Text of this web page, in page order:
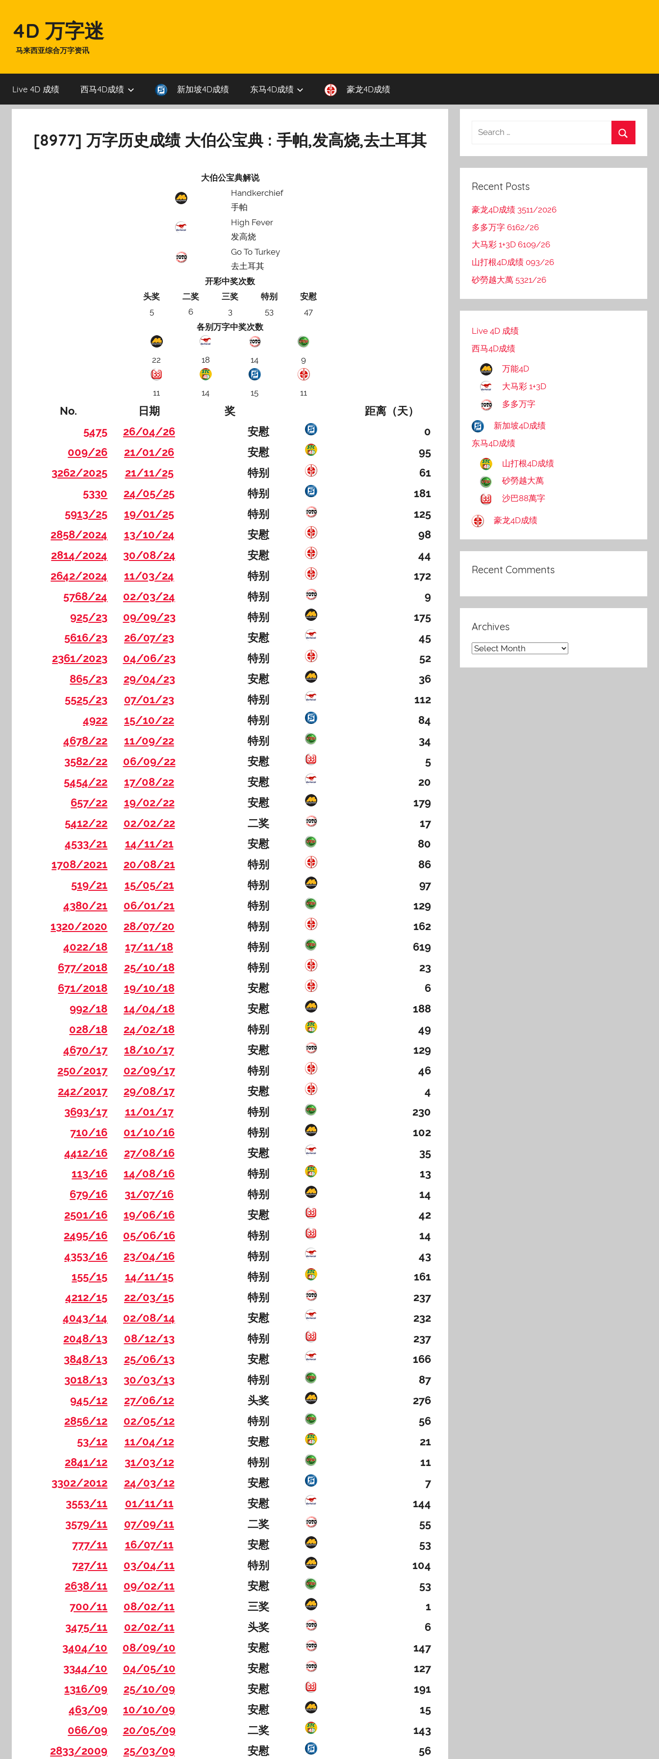
content4D 万字迷
马来西亚综合万字资讯
Live 4D 成绩 西马4D成绩 新加坡4D成绩 东马4D成绩 豪龙4D成绩
[8977] 万字历史成绩 大伯公宝典 : 手帕,发高烧,去土耳其
大伯公宝典解说
Handkerchief
手帕
High Fever
发高烧
Go To Turkey
去土耳其
开彩中奖次数
头奖
二奖 三奖 特别
安慰
5
6 3 53
47
各别万字中奖次数
22 18 14 9
11 14 15 11
No. 日期 奖
距离（天）
5475
26/04/26 安慰
0
009/26
21/01/26 安慰
95
3262/2025
21/11/25 特别
61
5330
24/05/25 特别
181
5913/25
19/01/25 特别
125
2858/2024
13/10/24 安慰
98
2814/2024
30/08/24 安慰
44
2642/2024
11/03/24 特别
172
5768/24
02/03/24 特别
9
925/23
09/09/23 特别
175
5616/23
26/07/23 安慰
45
2361/2023
04/06/23 特别
52
865/23
29/04/23 安慰
36
5525/23
07/01/23 特别
112
4922
15/10/22 特别
84
4678/22
11/09/22 特别
34
3582/22
06/09/22 安慰
5
5454/22
17/08/22 安慰
20
657/22
19/02/22 安慰
179
5412/22
02/02/22 二奖
17
4533/21
14/11/21 安慰
80
1708/2021
20/08/21 特别
86
519/21
15/05/21 特别
97
4380/21
06/01/21 特别
129
1320/2020
28/07/20 特别
162
4022/18
17/11/18 特别
619
677/2018
25/10/18 特别
23
671/2018
19/10/18 安慰
6
992/18
14/04/18 安慰
188
028/18
24/02/18 特别
49
4670/17
18/10/17 安慰
129
250/2017
02/09/17 特别
46
242/2017
29/08/17 安慰
4
3693/17
11/01/17 特别
230
710/16
01/10/16 特别
102
4412/16
27/08/16 安慰
35
113/16
14/08/16 特别
13
679/16
31/07/16 特别
14
2501/16
19/06/16 安慰
42
2495/16
05/06/16 特别
14
4353/16
23/04/16 特别
43
155/15
14/11/15 特别
161
4212/15
22/03/15 特别
237
4043/14
02/08/14 安慰
232
2048/13
08/12/13 特别
237
3848/13
25/06/13 安慰
166
3018/13
30/03/13 特别
87
945/12
27/06/12 头奖
276
2856/12
02/05/12 特别
56
53/12
11/04/12 安慰
21
2841/12
31/03/12 特别
11
3302/2012
24/03/12 安慰
7
3553/11
01/11/11 安慰
144
3579/11
07/09/11 二奖
55
777/11
16/07/11 安慰
53
727/11
03/04/11 特别
104
2638/11
09/02/11 安慰
53
700/11
08/02/11 三奖
1
3475/11
02/02/11 头奖
6
3404/10
08/09/10 安慰
147
3344/10
04/05/10 安慰
127
1316/09
25/10/09 安慰
191
463/09
10/10/09 安慰
15
066/09
20/05/09 二奖
143
2833/2009
25/03/09 安慰 56
Recent Posts
豪龙4D成绩 3511/2026
多多万字 6162/26
大马彩 1+3D 6109/26
山打根4D成绩 093/26
砂勞越大萬 5321/26
Live 4D 成绩
西马4D成绩
万能4D
大马彩 1+3D
多多万字
新加坡4D成绩
东马4D成绩
山打根4D成绩
砂勞越大萬
沙巴88萬字
豪龙4D成绩
Recent Comments
Archives
Archives